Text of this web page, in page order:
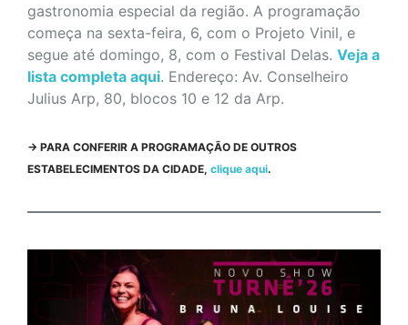
gastronomia especial da região. A programação
começa na sexta-feira, 6, com o Projeto Vinil, e
segue até domingo, 8, com o Festival Delas. Veja a
lista completa aqui. Endereço: Av. Conselheiro
Julius Arp, 80, blocos 10 e 12 da Arp.
-> PARA CONFERIR A PROGRAMAÇÃO DE OUTROS
ESTABELECIMENTOS DA CIDADE, clique aqui.